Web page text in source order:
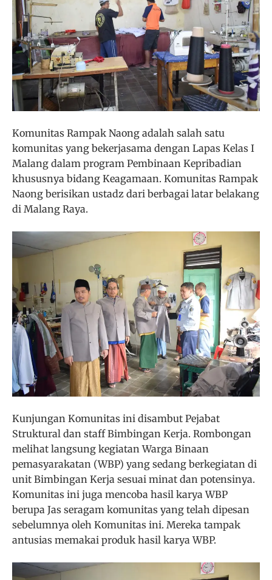
Komunitas Rampak Naong adalah salah satu
komunitas yang bekerjasama dengan Lapas Kelas I
Malang dalam program Pembinaan Kepribadian
khususnya bidang Keagamaan. Komunitas Rampak
Naong berisikan ustadz dari berbagai latar belakang
di Malang Raya.
Kunjungan Komunitas ini disambut Pejabat
Struktural dan staff Bimbingan Kerja. Rombongan
melihat langsung kegiatan Warga Binaan
pemasyarakatan (WBP) yang sedang berkegiatan di
unit Bimbingan Kerja sesuai minat dan potensinya.
Komunitas ini juga mencoba hasil karya WBP
berupa Jas seragam komunitas yang telah dipesan
sebelumnya oleh Komunitas ini. Mereka tampak
antusias memakai produk hasil karya WBP.